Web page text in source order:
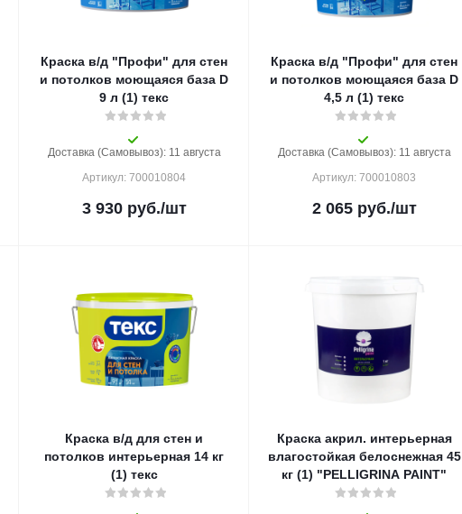
Краска в/д "Профи" для стен
и потолков моющаяся база D
9 л (1) текс
Доставка (Самовывоз): 11 августа
Артикул: 700010804
3 930руб./шт
Краска в/д "Профи" для стен
и потолков моющаяся база D
4,5 л (1) текс
Доставка (Самовывоз): 11 августа
Артикул: 700010803
2 065руб./шт
Краска в/д для стен и
потолков интерьерная 14 кг
(1) текс
Краска акрил. интерьерная
влагостойкая белоснежная 45
кг (1) "PELLIGRINA PAINT"